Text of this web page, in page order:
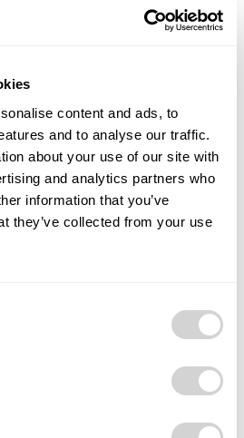
content and ads, to
and to analyse our traffic.
about your use of our site with
and analytics partners who
information that you’ve
they’ve collected from your use
Meditaci na staročeský chorál Svatý
zářijový festivalový
Kč / 150 Kč (student, senior
P) / děti do 15 let vstup
aktuality a detailní informace
Kultura